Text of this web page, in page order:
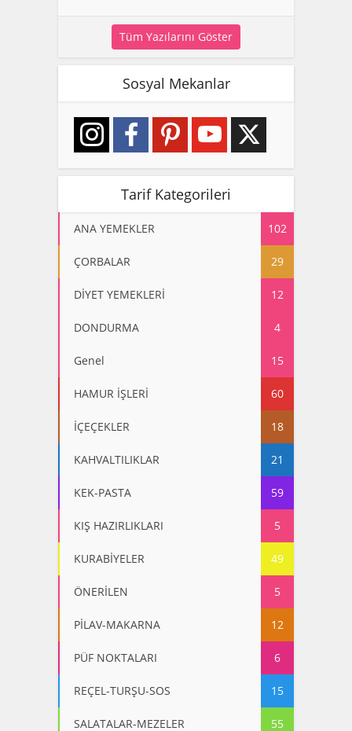
Tüm Yazılarını Göster
Sosyal Mekanlar
Tarif Kategorileri
ANA YEMEKLER 102
ÇORBALAR 29
DİYET YEMEKLERİ 12
DONDURMA 4
Genel 15
HAMUR İŞLERİ 60
İÇEÇEKLER 18
KAHVALTILIKLAR 21
KEK-PASTA 59
KIŞ HAZIRLIKLARI 5
KURABİYELER 49
ÖNERİLEN 5
PİLAV-MAKARNA 12
PÜF NOKTALARI 6
REÇEL-TURŞU-SOS 15
SALATALAR-MEZELER 55